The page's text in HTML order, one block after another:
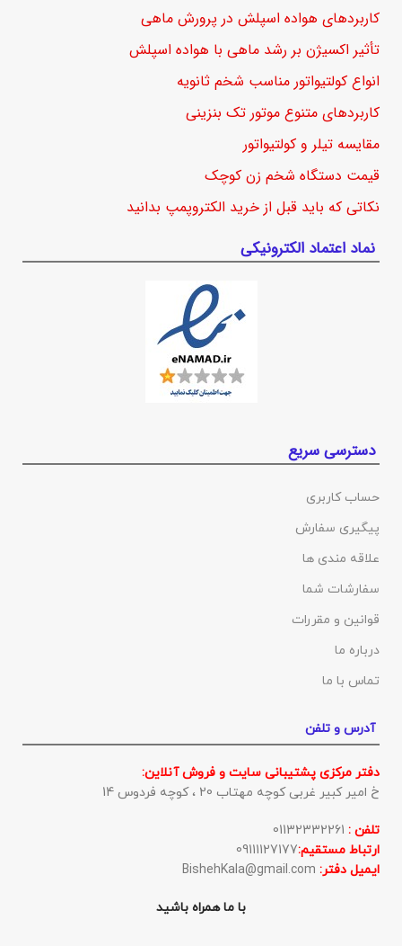
کاربردهای هواده اسپلش در پرورش ماهی
تأثیر اکسیژن بر رشد ماهی با هواده اسپلش
انواع کولتیواتور مناسب شخم ثانویه
کاربردهای متنوع موتور تک بنزینی
مقایسه تیلر و کولتیواتور
قیمت دستگاه شخم زن کوچک
نکاتی که باید قبل از خرید الکتروپمپ بدانید
نماد اعتماد الکترونیکی
دسترسی سریع
حساب کاربری
پیگیری سفارش
علاقه مندی ها
سفارشات شما
قوانین و مقررات
درباره ما
تماس با ما
آدرس و تلفن
دفتر مرکزی پشتیبانی سایت و فروش آنلاین:
خ امیر کبیر غربی کوچه مهتاب 20 ، کوچه فردوس 14
تلفن :
ارتباط مستقیم:09111127177
ایمیل دفتر:
با ما همراه باشید